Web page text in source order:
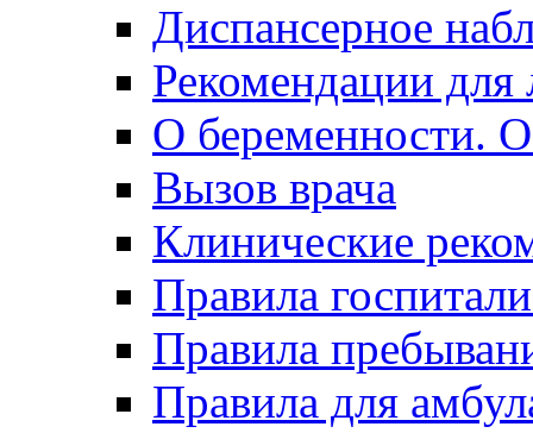
Диспансерное
Рекомендации для
О беременности.
Вызов врача
Клинические
Правила
Правила
Правила для